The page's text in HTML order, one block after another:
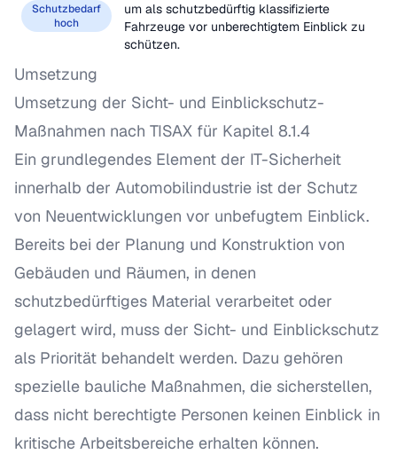
Schutzbedarf
hoch
um als schutzbedürftig klassifizierte
Fahrzeuge vor unberechtigtem Einblick zu
schützen.
Umsetzung
Umsetzung der Sicht- und Einblickschutz-
Maßnahmen nach TISAX für Kapitel 8.1.4
Ein grundlegendes Element der IT-Sicherheit
innerhalb der Automobilindustrie ist der Schutz
von Neuentwicklungen vor unbefugtem Einblick.
Bereits bei der Planung und Konstruktion von
Gebäuden und Räumen, in denen
schutzbedürftiges Material verarbeitet oder
gelagert wird, muss der Sicht- und Einblickschutz
als Priorität behandelt werden. Dazu gehören
spezielle bauliche Maßnahmen, die sicherstellen,
dass nicht berechtigte Personen keinen Einblick in
kritische Arbeitsbereiche erhalten können.